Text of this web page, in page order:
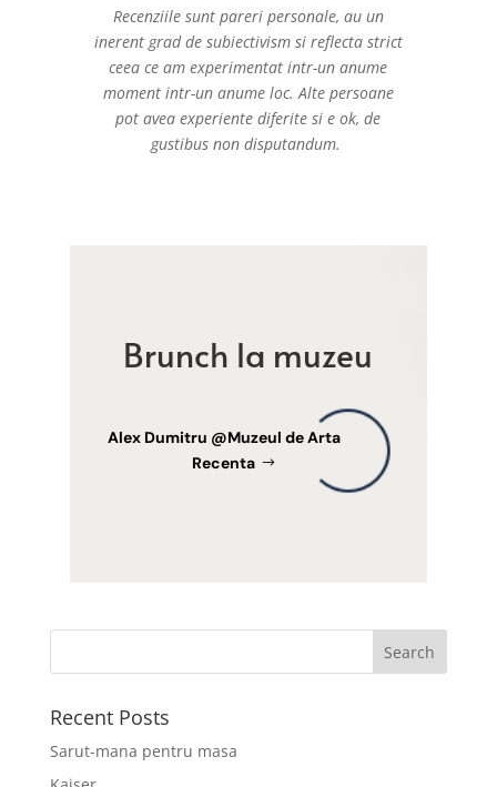
Recenziile sunt pareri personale, au un
inerent grad de subiectivism si reflecta strict
ceea ce am experimentat intr-un anume
moment intr-un anume loc. Alte persoane
pot avea experiente diferite si e ok, de
gustibus non disputandum.
Brunch la muzeu
Alex Dumitru @Muzeul de Arta
Recenta
Recent Posts
Sarut-mana pentru masa